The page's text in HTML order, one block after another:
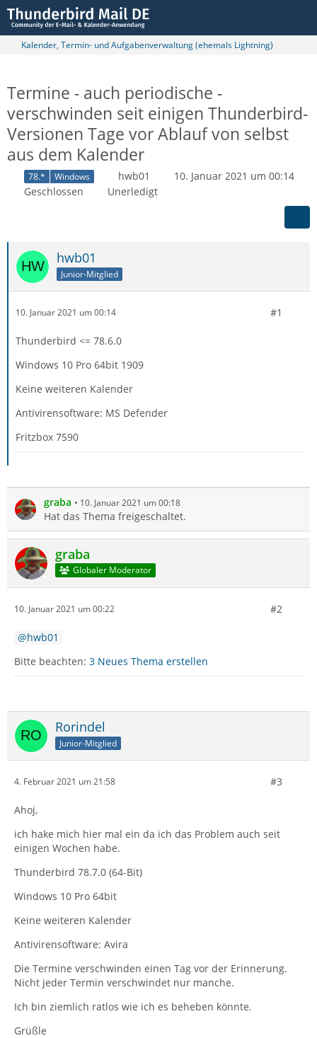
Kalender, Termin- und Aufgabenverwaltung (ehemals Lightning)
Termine - auch periodische -
verschwinden seit einigen Thunderbird-
Versionen Tage vor Ablauf von selbst
aus dem Kalender
78.* Windows hwb01
10. Januar 2021 um 00:14
Geschlossen
Unerledigt
hwb01
Junior-Mitglied
10. Januar 2021 um 00:14 #1
Thunderbird <= 78.6.0
Windows 10 Pro 64bit 1909
Keine weiteren Kalender
Antivirensoftware: MS Defender
Fritzbox 7590
graba 10. Januar 2021 um 00:18
Hat das Thema freigeschaltet.
graba
Globaler Moderator
10. Januar 2021 um 00:22 #2
hwb01
Bitte beachten: 3 Neues Thema erstellen
Rorindel
Junior-Mitglied
4. Februar 2021 um 21:58 #3
Ahoj,
ich hake mich hier mal ein da ich das Problem auch seit
einigen Wochen habe.
Thunderbird 78.7.0 (64-Bit)
Windows 10 Pro 64bit
Keine weiteren Kalender
Antivirensoftware: Avira
Die Termine verschwinden einen Tag vor der Erinnerung.
Nicht jeder Termin verschwindet nur manche.
Ich bin ziemlich ratlos wie ich es beheben könnte.
Grüßle